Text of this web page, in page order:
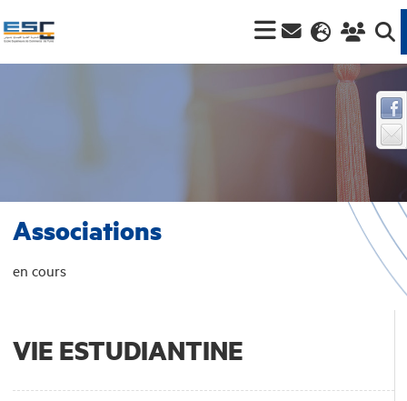
VIE ESTUDIANTINE
Associations
en cours